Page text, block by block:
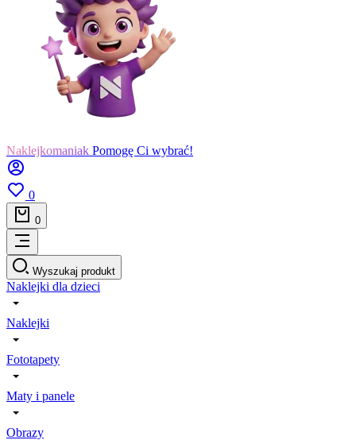
Naklejkomaniak Pomogę Ci wybrać!
0
0
Wyszukaj produkt
Naklejki dla dzieci
Naklejki
Fototapety
Maty i panele
Obrazy